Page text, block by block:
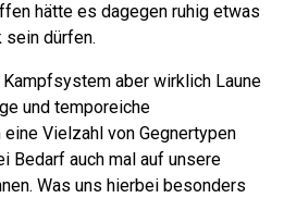
hätte es dagegen ruhig etwas
sein dürfen.
aber wirklich Laune
und temporeiche
Vielzahl von Gegnertypen
Bedarf auch mal auf unsere
Was uns hierbei besonders